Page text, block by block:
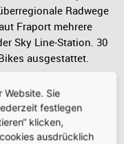
Radwege
Fraport mehrere
Sky Line-Station. 30
ausgestattet.
geht Mitte 2020
Website. Sie
festlegen
klicken,
ausdrücklich